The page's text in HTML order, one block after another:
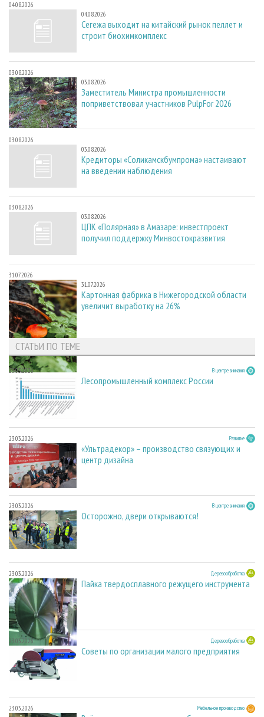
04.08.2026
04.08.2026
Сегежа выходит на китайский рынок пеллет и
строит биохимкомплекс
03.08.2026
03.08.2026
Заместитель Министра промышленности
поприветствовал участников PulpFor 2026
03.08.2026
03.08.2026
Кредиторы «Соликамскбумпрома» настаивают
на введении наблюдения
03.08.2026
03.08.2026
ЦПК «Полярная» в Амазаре: инвестпроект
получил поддержку Минвостокразвития
31.07.2026
31.07.2026
Картонная фабрика в Нижегородской области
увеличит выработку на 26%
СТАТЬИ ПО ТЕМЕ
23.03.2026 В центре внимания
Лесопромышленный комплекс России
23.03.2026 Развитие
«Ультрадекор» – производство связующих и
центр дизайна
23.03.2026 В центре внимания
Осторожно, двери открываются!
23.03.2026 Деревообработка
Пайка твердосплавного режущего инструмента
23.03.2026 Деревообработка
Советы по организации малого предприятия
23.03.2026 Мебельное производство